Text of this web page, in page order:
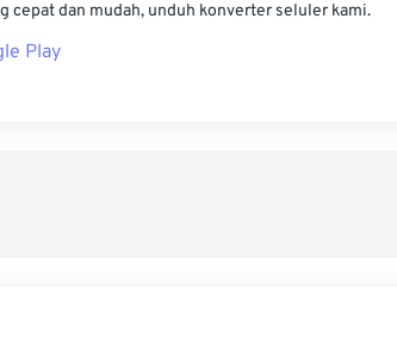
cepat dan mudah, unduh konverter seluler kami.